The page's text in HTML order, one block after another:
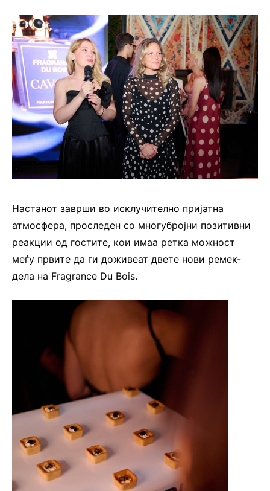
Настанот заврши во исклучително пријатна
атмосфера, проследен со многубројни позитивни
реакции од гостите, кои имаа ретка можност
меѓу првите да ги доживеат двете нови ремек-
дела на Fragrance Du Bois.